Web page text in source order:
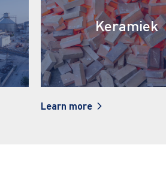
Keramiek
Learn more